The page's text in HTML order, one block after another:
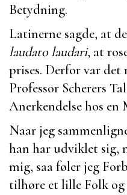
Betydning.
Latinerne sagde, at
laudato laudari, at
prises. Derfor var
Professor Scherers
Anerkendelse hos en
Naar jeg
han har udviklet sig,
mig, saa føler jeg
tilhøre et lille Folk og